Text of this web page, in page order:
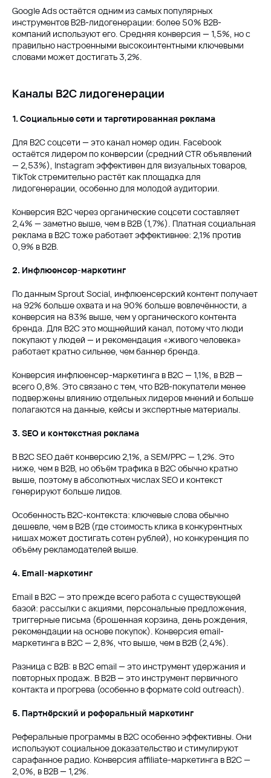
Google Ads остаётся одним из самых популярных
инструментов B2B-лидогенерации: более 50% B2B-
компаний используют его. Средняя конверсия — 1,5%, но с
правильно настроенными высокоинтентными ключевыми
словами может достигать 3,2%.
Каналы B2C лидогенерации
1. Социальные сети и таргетированная реклама
Для B2C соцсети — это канал номер один. Facebook
остаётся лидером по конверсии (средний CTR объявлений
— 2,53%), Instagram эффективен для визуальных товаров,
TikTok стремительно растёт как площадка для
лидогенерации, особенно для молодой аудитории.
Конверсия B2C через органические соцсети составляет
2,4% — заметно выше, чем в B2B (1,7%). Платная социальная
реклама в B2C тоже работает эффективнее: 2,1% против
0,9% в B2B.
2. Инфлюенсер-маркетинг
По данным Sprout Social, инфлюенсерский контент получает
на 92% больше охвата и на 90% больше вовлечённости, а
конверсия на 83% выше, чем у органического контента
бренда. Для B2C это мощнейший канал, потому что люди
покупают у людей — и рекомендация «живого человека»
работает кратно сильнее, чем баннер бренда.
Конверсия инфлюенсер-маркетинга в B2C — 1,1%, в B2B —
всего 0,8%. Это связано с тем, что B2B-покупатели менее
подвержены влиянию отдельных лидеров мнений и больше
полагаются на данные, кейсы и экспертные материалы.
3. SEO и контекстная реклама
В B2C SEO даёт конверсию 2,1%, а SEM/PPC — 1,2%. Это
ниже, чем в B2B, но объём трафика в B2C обычно кратно
выше, поэтому в абсолютных числах SEO и контекст
генерируют больше лидов.
Особенность B2C-контекста: ключевые слова обычно
дешевле, чем в B2B (где стоимость клика в конкурентных
нишах может достигать сотен рублей), но конкуренция по
объёму рекламодателей выше.
4. Email-маркетинг
Email в B2C — это прежде всего работа с существующей
базой: рассылки с акциями, персональные предложения,
триггерные письма (брошенная корзина, день рождения,
рекомендации на основе покупок). Конверсия email-
маркетинга в B2C — 2,8%, что выше, чем в B2B (2,4%).
Разница с B2B: в B2C email — это инструмент удержания и
повторных продаж. В B2B — это инструмент первичного
контакта и прогрева (особенно в формате cold outreach).
5. Партнёрский и реферальный маркетинг
Реферальные программы в B2C особенно эффективны. Они
используют социальное доказательство и стимулируют
сарафанное радио. Конверсия affiliate-маркетинга в B2C —
2,0%, в B2B — 1,2%.